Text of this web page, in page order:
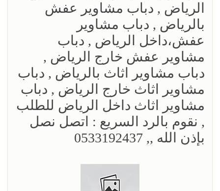
الرياض , دباب مشاوير عفش
بالرياض , دباب مشاوير
عفش،داخل الرياض , دباب
مشاوير عفش خارج الرياض ,
دباب مشاوير اثاث بالرياض , دباب
مشاوير اثاث خارج الرياض , دباب
مشاوير اثاث داخل الرياض للطلب
, نقوم بالرد السريع : اتصل نصل
بإذن الله ,, 0533192437